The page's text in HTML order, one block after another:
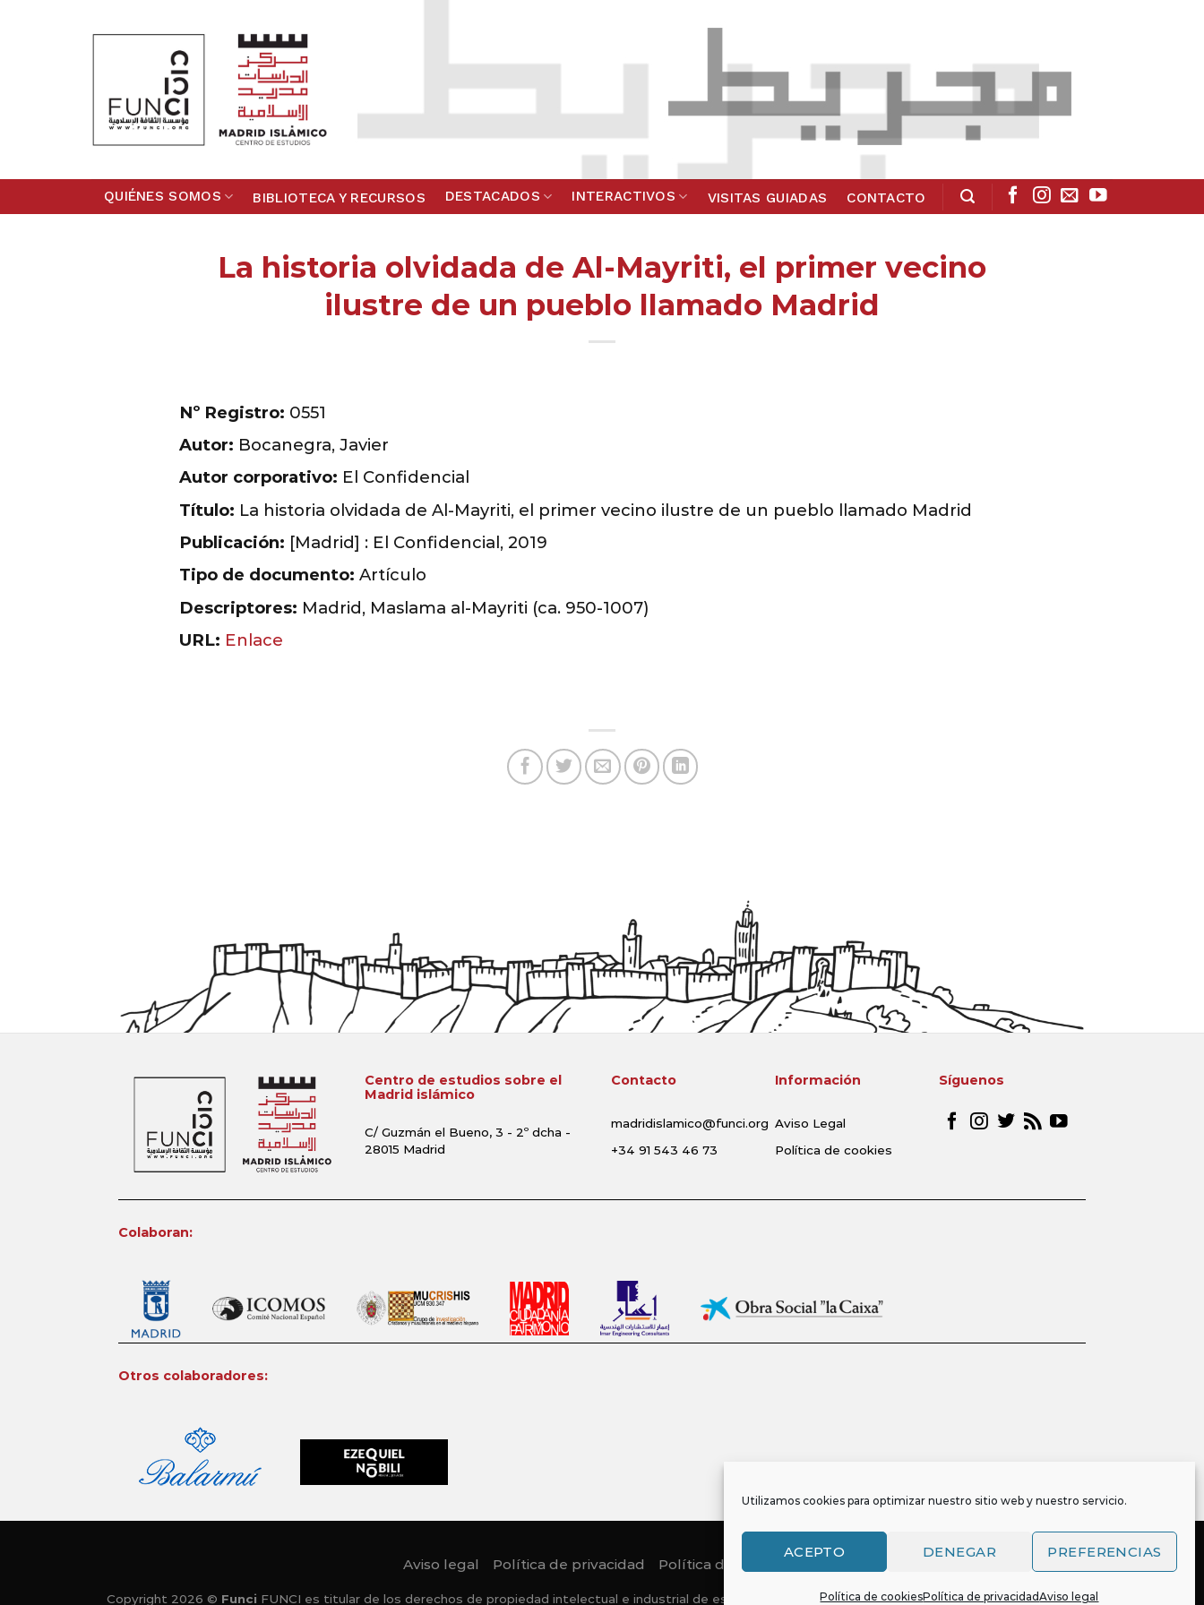
Utilizamos cookies para optimizar nuestro sitio web y nuestro servicio.
ACEPTO DENEGAR PREFERENCIAS
Política de cookiesPolítica de privacidadAviso legal
QUIÉNES SOMOS BIBLIOTECA Y RECURSOS DESTACADOS INTERACTIVOS VISITAS GUIADAS CONTACTO
La historia olvidada de Al-Mayriti, el primer vecino
ilustre de un pueblo llamado Madrid
Nº Registro: 0551
Autor: Bocanegra, Javier
Autor corporativo: El Confidencial
Título: La historia olvidada de Al-Mayriti, el primer vecino ilustre de un pueblo llamado Madrid
Publicación: [Madrid] : El Confidencial, 2019
Tipo de documento: Artículo
Descriptores: Madrid, Maslama al-Mayriti (ca. 950-1007)
URL: Enlace
Centro de estudios sobre el
Madrid islámico
C/ Guzmán el Bueno, 3 - 2º dcha -
28015 Madrid
Contacto
madridislamico@funci.org
+34 91 543 46 73
Información
Aviso Legal
Política de cookies
Síguenos
Colaboran:
Otros colaboradores:
Aviso legal Política de privacidad Política de Cookies
Copyright 2026 © Funci FUNCI es titular de los derechos de propiedad intelectual e industrial de este sitio web, y es también titular o tiene la correspondiente